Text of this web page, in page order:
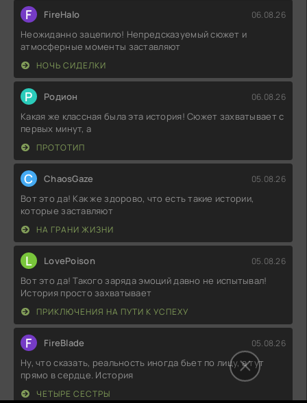
F FireHalo 06.08.26
Неожиданно зацепило! Непредсказуемый сюжет и
атмосферные моменты заставляют
НОЧЬ СИДЕЛКИ
Р Родион 06.08.26
Какая же классная была эта история! Сюжет захватывает с
первых минут, а
ПРОТОТИП
C ChaosGaze 05.08.26
Вот это да! Как же здорово, что есть такие истории,
которые заставляют
НА ГРАНИ ЖИЗНИ
L LovePoison 05.08.26
Вот это да! Такого заряда эмоций давно не испытывал!
История просто захватывает
ПРИКЛЮЧЕНИЯ НА ПУТИ К УСПЕХУ
F FireBlade 05.08.26
Ну, что сказать, реальность иногда бьет по лицу, а тут
прямо в сердце. История
ЧЕТЫРЕ СЕСТРЫ